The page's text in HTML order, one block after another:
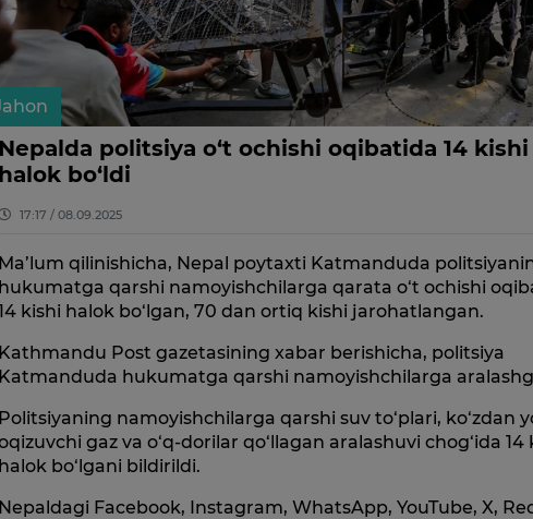
Nepalda politsiya o‘t ochishi oqibatida 14 kishi
halok bo‘ldi
17:17 / 08.09.2025
Ma’lum qilinishicha, Nepal poytaxti Katmanduda
hukumatga qarshi namoyishchilarga qarata o‘t ochishi
kishi halok bo‘lgan, 70 dan ortiq kishi jarohatlangan.
Kathmandu Post gazetasining xabar berishicha, politsiya
Katmanduda hukumatga qarshi namoyishchilarga
Politsiyaning namoyishchilarga qarshi suv to‘plari, ko‘zdan
gaz va o‘q-dorilar qo‘llagan aralashuvi chog‘ida 14
halok bo‘lgani bildirildi.
Nepaldagi Facebook, Instagram, WhatsApp, YouTube, X,